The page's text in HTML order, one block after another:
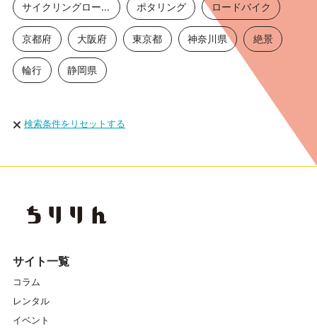
サイクリングロード ポタリング ロードバイク
京都府 大阪府 東京都 神奈川県 絶景
輪行 静岡県
検索条件をリセットする
サイト一覧
コラム
レンタル
イベント